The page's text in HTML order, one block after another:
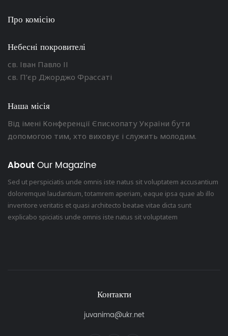
Про комісію
Небесні покровителі
св. Іван Павло ІІ
св. П’єр Джорджо Фрассаті
Наша місія
Від імені Конференції Єпископату України бути
допомогою тим, хто виховує і служить молодим.
About Our Magazine
Sed ut perspiciatis unde omnis iste natus sit voluptatem accusantium
doloremque laudantium, totamrem aperiam, eaque ipsa quae ab illo
inventore veritatis et quasi architecto beatae vitae dicta sunt
explicabo spiciatis unde omnis iste natus sit voluptatem
Контакти
juvanima@ukr.net